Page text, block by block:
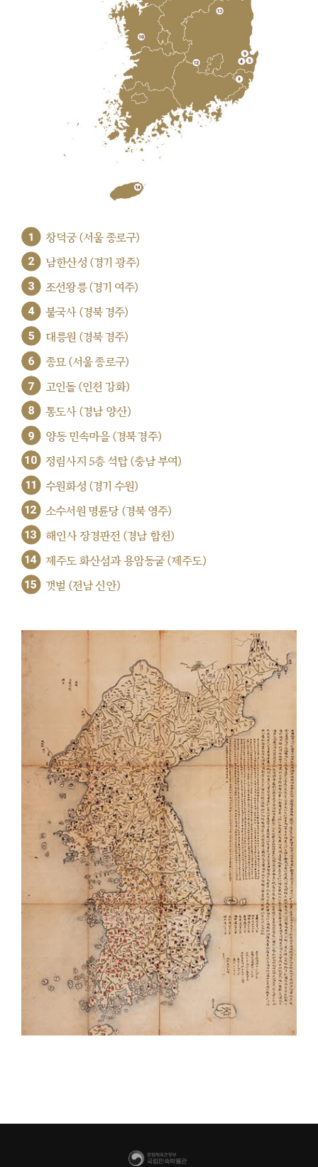
1 창덕궁 (서울 종로구)
2 남한산성 (경기 광주)
3 조선왕릉 (경기 여주)
4 불국사 (경북 경주)
5 대릉원 (경북 경주)
6 종묘 (서울 종로구)
7 고인돌 (인천 강화)
8 통도사 (경남 양산)
9 양동 민속마을 (경북 경주)
10 정림사지 5층 석탑 (충남 부여)
11 수원화성 (경기 수원)
12 소수서원 명륜당 (경북 영주)
13 해인사 장경판전 (경남 합천)
14 제주도 화산섬과 용암동굴 (제주도)
15 갯벌 (전남 신안)